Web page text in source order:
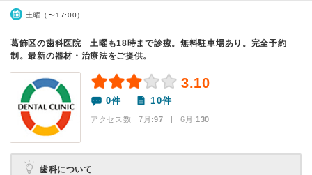
土曜（〜17:00）
葛飾区の歯科医院 土曜も18時まで診療。無料駐車場あり。完全予約
制。最新の器材・治療法をご提供。
3.10
0件 10件
アクセス数 7月:97 | 6月:130
歯科について